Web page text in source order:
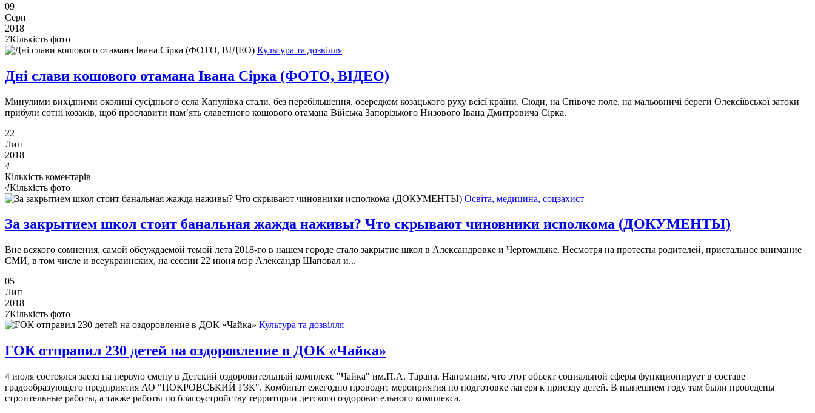
09
Серп
2018
7Кількість фото
Культура та дозвілля
Дні слави кошового отамана Івана Сірка (ФОТО, ВІДЕО)
Минулими вихідними околиці сусіднього села Капулівка стали, без перебільшення, осередком козацького руху всієї країни. Сюди, на Співоче поле, на мальовничі береги Олексіївської затоки
прибули сотні козаків, щоб прославити пам’ять славетного кошового отамана Війська Запорізького Низового Івана Дмитровича Сірка.
22
Лип
2018
4
Кількість коментарів
4Кількість фото
Освіта, медицина, соцзахист
За закрытием школ стоит банальная жажда наживы? Что скрывают чиновники исполкома (ДОКУМЕНТЫ)
Вне всякого сомнения, самой обсуждаемой темой лета 2018-го в нашем городе стало закрытие школ в Александровке и Чертомлыке. Несмотря на протесты родителей, пристальное внимание
СМИ, в том числе и всеукраинских, на сессии 22 июня мэр Александр Шаповал и...
05
Лип
2018
7Кількість фото
Культура та дозвілля
ГОК отправил 230 детей на оздоровление в ДОК «Чайка»
4 июля состоялся заезд на первую смену в Детский оздоровительный комплекс "Чайка" им.П.А. Тарана. Напомним, что этот объект социальной сферы функционирует в составе
градообразующего предприятия АО "ПОКРОВСЬКИЙ ГЗК". Комбинат ежегодно проводит мероприятия по подготовке лагеря к приезду детей. В нынешнем году там были проведены
строительные работы, а также работы по благоустройству территории детского оздоровительного комплекса.